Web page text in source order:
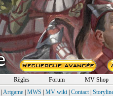
Règles Forum
MV Shop
Artgame| MWS MV wiki| Contact|